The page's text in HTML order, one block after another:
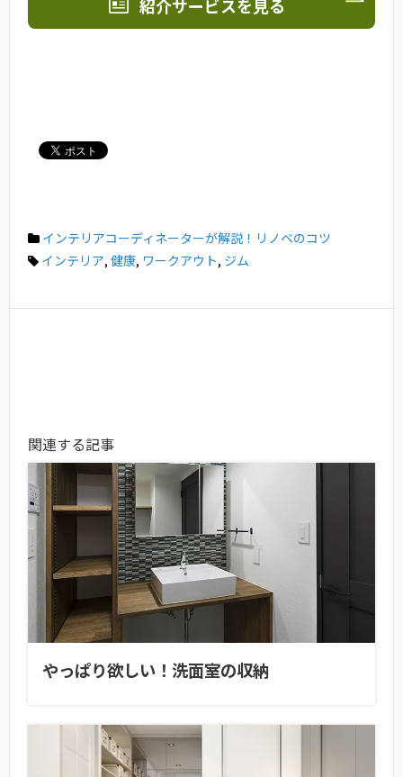
紹介サービスを見る
インテリアコーディネーターが解説！リノベのコツ
インテリア, 健康, ワークアウト, ジム
関連する記事
やっぱり欲しい！洗面室の収納